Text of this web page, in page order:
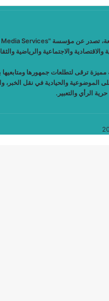
والاجتماعية والرياضية
ترقى لتطلعات جمهورها
الموضوعية والحيادية في نقل
الرأي والتعبير.